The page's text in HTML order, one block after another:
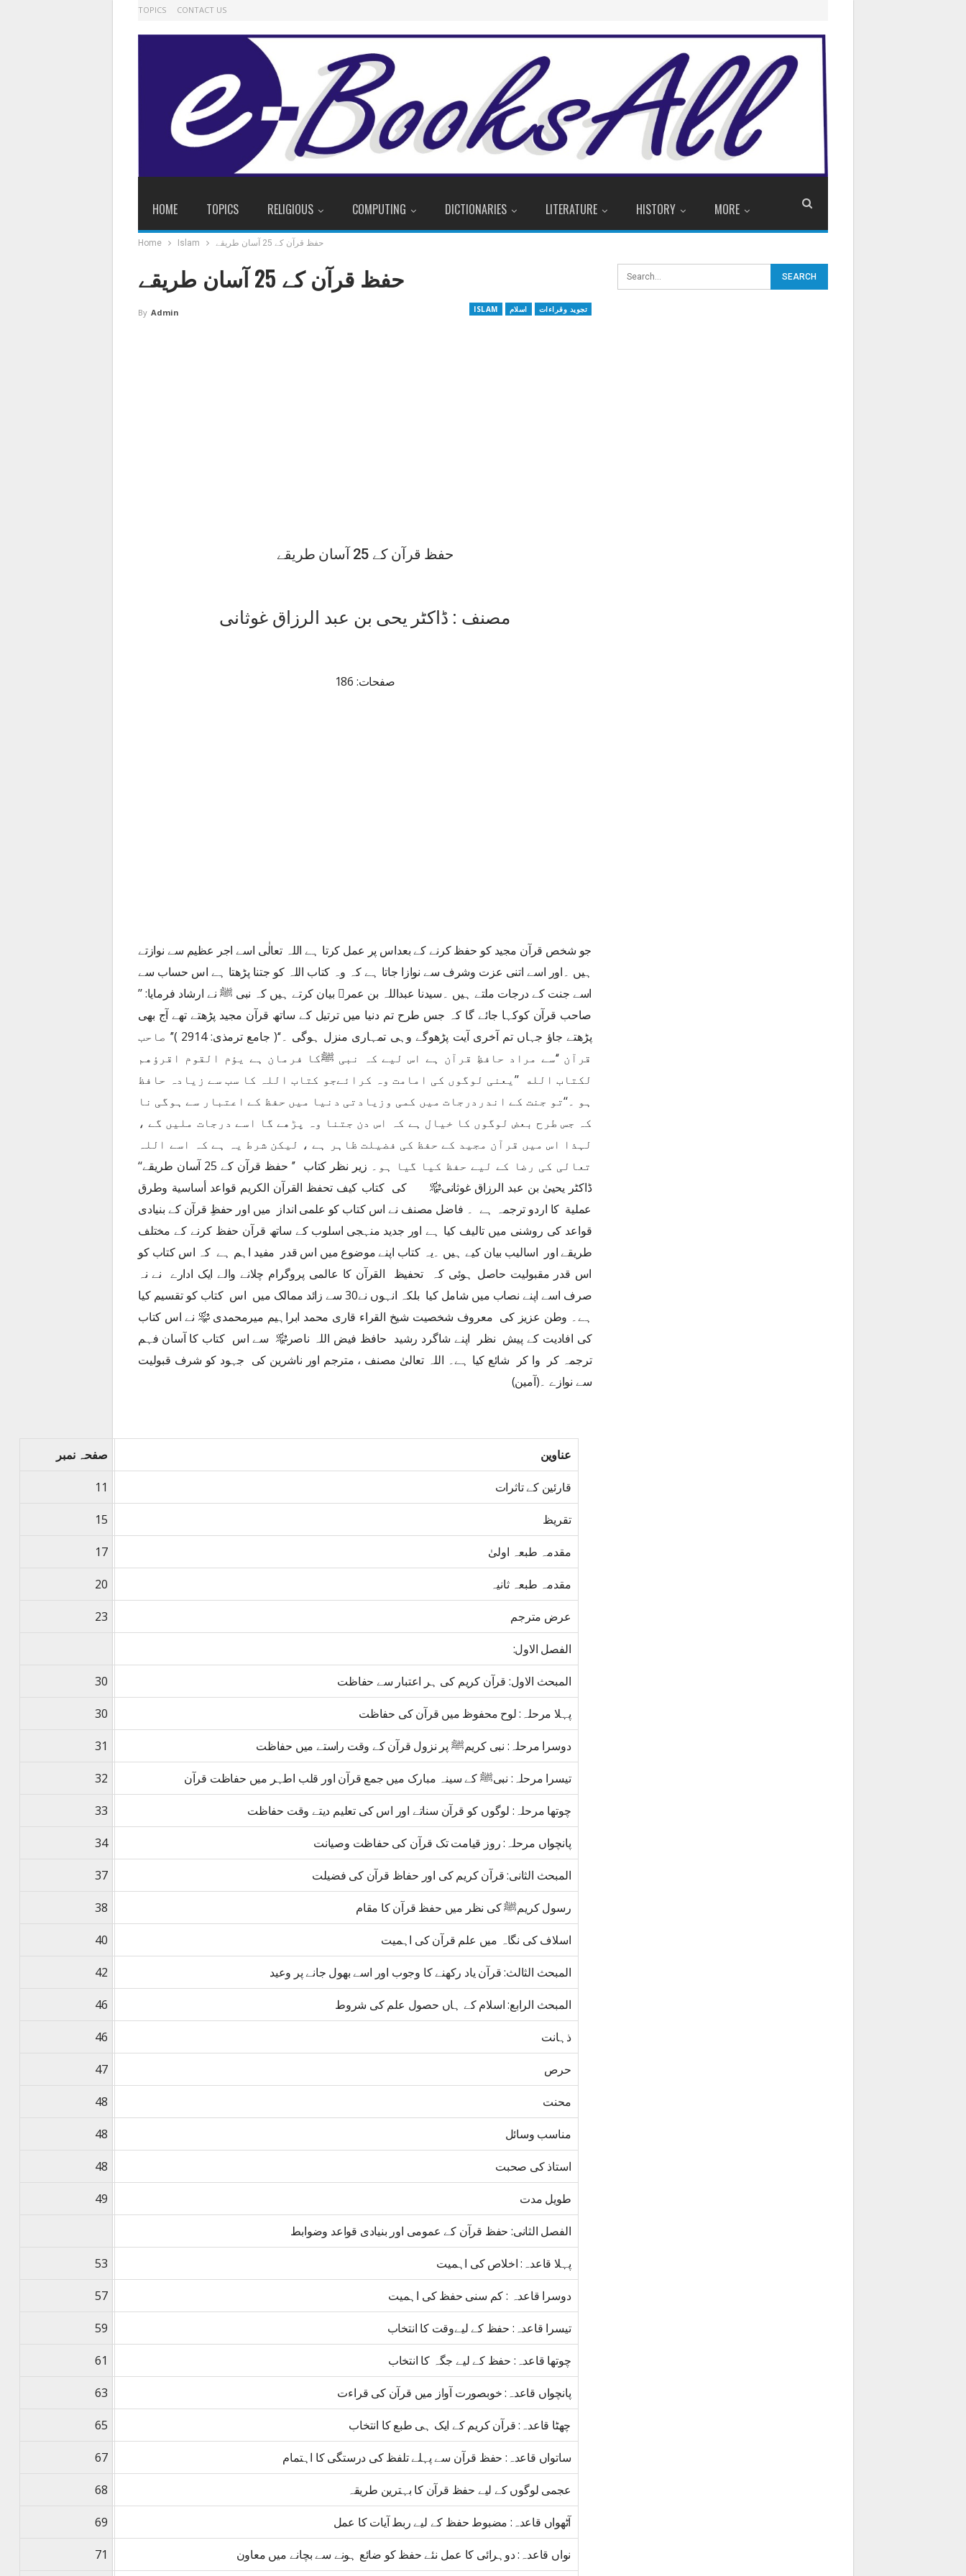
TOPICS CONTACT US
HOME TOPICS RELIGIOUS COMPUTING DICTIONARIES LITERATURE HISTORY MORE
Home Islam حفظ قرآن کے 25 آسان طریقے
حفظ قرآن کے 25 آسان طریقے
ISLAM اسلام تجوید وقراءات By Admin
حفظ قرآن کے 25 آسان طریقے
مصنف : ڈاکٹر یحی بن عبد الرزاق غوثانی
صفحات: 186
جو شخص قرآن مجید کو حفظ کرنے کے بعداس پر عمل کرتا ہے اللہ تعالٰی اسے اجر عظیم سے نوازتے
ہیں ۔اور اسے اتنی عزت وشرف سے نوازا جاتا ہے کہ وہ کتاب اللہ کو جتنا پڑھتا ہے اس حساب سے
اسے جنت کے درجات ملتے ہیں ۔سیدنا عبداللہ بن عمر﷜ بیان کرتے ہیں کہ نبی ﷺ نے ارشاد فرمایا:
’’
صاحب قرآن کوکہا جائے گا کہ جس طرح تم دنیا میں ترتیل کے ساتھ قرآن مجید پڑھتے تھے آج بھی
پڑھتے جاؤ جہاں تم آخری آیت پڑھوگے وہی تمہاری منزل ہوگی ۔‘‘( جامع ترمذی: 2914 )’’ صاحب
قرآن ‘‘سے مراد حافظِ قرآن ہے اس لیے کہ نبی ﷺکا فرمان ہے یؤم القوم اقرؤهم
لکتاب الله ’’یعنی لوگوں کی امامت وہ کرائےجو کتاب اللہ کا سب سے زيادہ حافظ
ہو ۔‘‘تو جنت کے اندردرجات میں کمی وزیادتی دنیا میں حفظ کے اعتبار سے ہوگی نا
کہ جس طرح بعض لوگوں کا خیال ہے کہ اس دن جتنا وہ پڑھے گا اسے درجات ملیں گے ،
لہذا اس میں قرآن مجید کے حفظ کی فضيلت ظاہر ہے ، لیکن شرط یہ ہے کہ اسے اللہ
تعالی کی رضا کے لیے حفظ کیا گیا ہو۔
زیر نظر کتاب ’’ حفظ قرآن کے 25 آسان طریقے‘‘
ڈاکٹر یحییٰ بن عبد الرزاق غوثانی﷾ کی کتاب كيف تحفظ القرآن الكريم قواعد أساسية وطرق
عملية کا اردو ترجمہ ہے ۔ فاضل مصنف نے اس کتاب کو علمی انداز میں اور حفظِ قرآن کے بنیادی
قواعد کی روشنی میں تالیف کیا ہے اور جدید منہجی اسلوب کے ساتھ قرآن حفظ کرنے کے مختلف
طریقے اور اسالیب بیان کیے ہیں ۔یہ کتاب اپنے موضوع میں اس قدر مفید اہم ہے کہ اس کتاب کو
اس قدر مقبولیت حاصل ہوئی کہ تحفیظ القرآن کا عالمی پروگرام چلانے والے ایک ادارے نے نہ
صرف اسے اپنے نصاب میں شامل کیا بلکہ انہوں نے30 سے زائد ممالک میں اس کتاب کو تقسیم کیا
ہے۔ وطن عزیز کی معروف شخصیت شیخ القراء قاری محمد ابراہیم میرمحمدی ﷾ نے اس کتاب
کی افادیت کے پیش نظر اپنے شاگرد رشید حافظ فیض اللہ ناصر﷾ سے اس کتاب کا آسان فہم
ترجمہ کر وا کر شائع کیا ہے۔ اللہ تعالیٰ مصنف ، مترجم اور ناشرین کی جہود کو شرف قبولیت
سے نوازے ۔(آمین)
عناوین صفحہ نمبر
قارئین کے تاثرات 11
تقریظ 15
مقدمہ طبعہ اولیٰ 17
مقدمہ طبعہ ثانیہ 20
عرض مترجم 23
الفصل الاول:
المبحث الاول: قرآن کریم کی ہر اعتبار سے حفاظت 30
پہلا مرحلہ: لوح محفوظ میں قرآن کی حفاظت 30
دوسرا مرحلہ: نبی کریمﷺ پر نزول قرآن کے وقت راستے میں حفاظت 31
تیسرا مرحلہ: نبیﷺ کے سینہ مبارک میں جمع قرآن اور قلب اطہر میں حفاظت قرآن 32
چوتھا مرحلہ: لوگوں کو قرآن سناتے اور اس کی تعلیم دیتے وقت حفاظت 33
پانچواں مرحلہ: روز قیامت تک قرآن کی حفاظت وصیانت 34
المبحث الثانی: قرآن کریم کی اور حفاظ قرآن کی فضیلت 37
رسول کریمﷺ کی نظر میں حفظ قرآن کا مقام 38
اسلاف کی نگاہ میں علم قرآن کی اہمیت 40
المبحث الثالث: قرآن یاد رکھنے کا وجوب اور اسے بھول جانے پر وعید 42
المبحث الرابع: اسلام کے ہاں حصول علم کی شروط 46
ذہانت 46
حرص 47
محنت 48
مناسب وسائل 48
استاذ کی صحبت 48
طویل مدت 49
الفصل الثانی: حفظ قرآن کے عمومی اور بنیادی قواعد وضوابط
پہلا قاعدہ: اخلاص کی اہمیت 53
دوسرا قاعدہ : کم سنی حفظ کی اہمیت 57
تیسرا قاعدہ: حفظ کے لیےوقت کا انتخاب 59
چوتھا قاعدہ: حفظ کے لیے جگہ کا انتخاب 61
پانچواں قاعدہ: خوبصورت آواز میں قرآن کی قراءت 63
چھٹا قاعدہ: قرآن کریم کے ایک ہی طبع کا انتخاب 65
ساتواں قاعدہ: حفظ قرآن سے پہلے تلفظ کی درستگی کا اہتمام 67
عجمی لوگوں کے لیے حفظ قرآن کا بہترین طریقہ 68
آٹھواں قاعدہ: مضبوط حفظ کے لیے ربط آیات کا عمل 69
نواں قاعدہ: دوہرائی کا عمل نئے حفظ کو ضائع ہونے سے بچانے میں معاون 71